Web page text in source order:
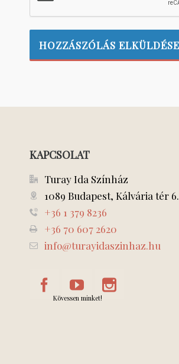
KAPCSOLAT
Turay Ida Színház
1089 Budapest, Kálvária tér 6.
+36 1 379 8236
+36 70 607 2620
info@turayidaszinhaz.hu
Kövessen minket!